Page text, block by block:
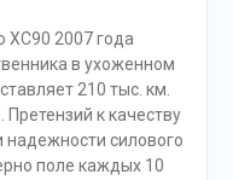
XC90 2007 года
в ухоженном
210 тыс. км.
к качеству
надежности силового
поле каждых 10